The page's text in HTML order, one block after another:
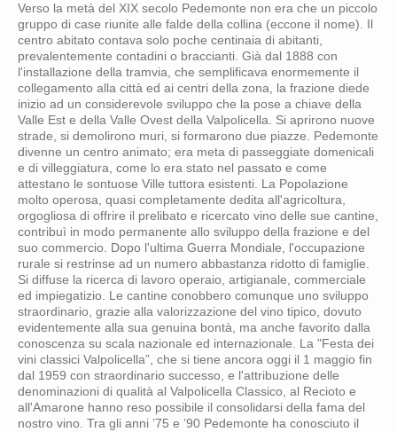
Verso la metà del XIX secolo Pedemonte non era che un piccolo
gruppo di case riunite alle falde della collina (eccone il nome). Il
centro abitato contava solo poche centinaia di abitanti,
prevalentemente contadini o braccianti. Già dal 1888 con
l'installazione della tramvia, che semplificava enormemente il
collegamento alla città ed ai centri della zona, la frazione diede
inizio ad un considerevole sviluppo che la pose a chiave della
Valle Est e della Valle Ovest della Valpolicella. Si aprirono nuove
strade, si demolirono muri, si formarono due piazze. Pedemonte
divenne un centro animato; era meta di passeggiate domenicali
e di villeggiatura, come lo era stato nel passato e come
attestano le sontuose Ville tuttora esistenti. La Popolazione
molto operosa, quasi completamente dedita all'agricoltura,
orgogliosa di offrire il prelibato e ricercato vino delle sue cantine,
contribuì in modo permanente allo sviluppo della frazione e del
suo commercio. Dopo l'ultima Guerra Mondiale, l'occupazione
rurale si restrinse ad un numero abbastanza ridotto di famiglie.
Si diffuse la ricerca di lavoro operaio, artigianale, commerciale
ed impiegatizio. Le cantine conobbero comunque uno sviluppo
straordinario, grazie alla valorizzazione del vino tipico, dovuto
evidentemente alla sua genuina bontà, ma anche favorito dalla
conoscenza su scala nazionale ed internazionale. La "Festa dei
vini classici Valpolicella”, che si tiene ancora oggi il 1 maggio fin
dal 1959 con straordinario successo, e l'attribuzione delle
denominazioni di qualità al Valpolicella Classico, al Recioto e
all'Amarone hanno reso possibile il consolidarsi della fama del
nostro vino. Tra gli anni ’75 e ’90 Pedemonte ha conosciuto il